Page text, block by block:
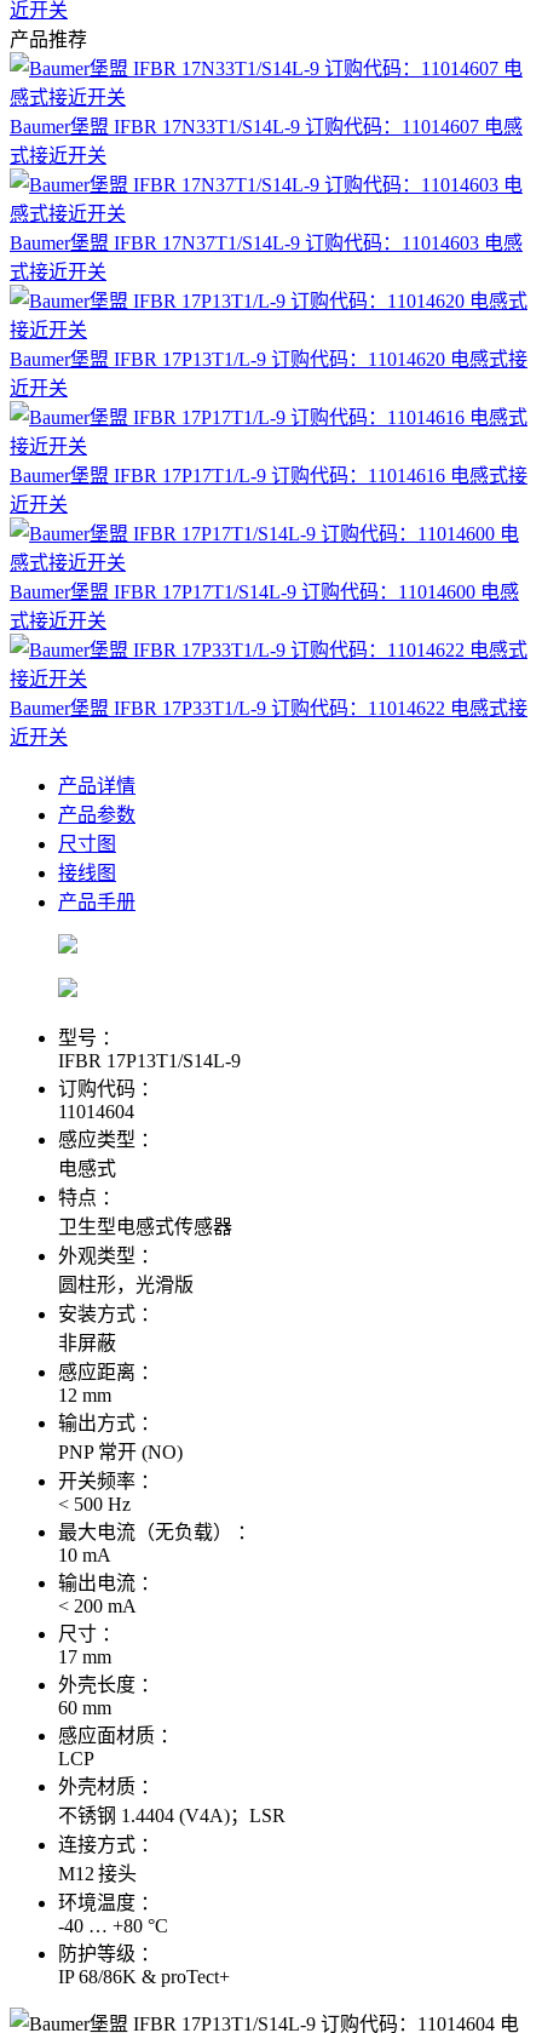
近开关
产品推荐
Baumer堡盟 IFBR 17N33T1/S14L-9 订购代码：11014607 电感
式接近开关
Baumer堡盟 IFBR 17N37T1/S14L-9 订购代码：11014603 电感
式接近开关
Baumer堡盟 IFBR 17P13T1/L-9 订购代码：11014620 电感式接
近开关
Baumer堡盟 IFBR 17P17T1/L-9 订购代码：11014616 电感式接
近开关
Baumer堡盟 IFBR 17P17T1/S14L-9 订购代码：11014600 电感
式接近开关
Baumer堡盟 IFBR 17P33T1/L-9 订购代码：11014622 电感式接
近开关
产品详情
产品参数
尺寸图
接线图
产品手册
型号 ：
IFBR 17P13T1/S14L-9
订购代码 ：
11014604
感应类型 ：
电感式
特点 ：
卫生型电感式传感器
外观类型 ：
圆柱形，光滑版
安装方式 ：
非屏蔽
感应距离 ：
12 mm
输出方式 ：
PNP 常开 (NO)
开关频率 ：
< 500 Hz
最大电流（无负载） ：
10 mA
输出电流 ：
< 200 mA
尺寸 ：
17 mm
外壳长度 ：
60 mm
感应面材质 ：
LCP
外壳材质 ：
不锈钢 1.4404 (V4A)；LSR
连接方式 ：
M12 接头
环境温度 ：
-40 … +80 °C
防护等级 ：
IP 68/86K & proTect+